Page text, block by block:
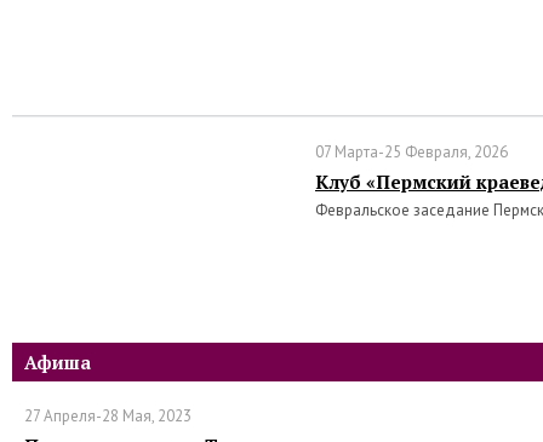
07 Марта-25 Февраля, 2026
Клуб «Пермский
Февральское заседание
Афиша
27 Апреля-28 Мая, 2023